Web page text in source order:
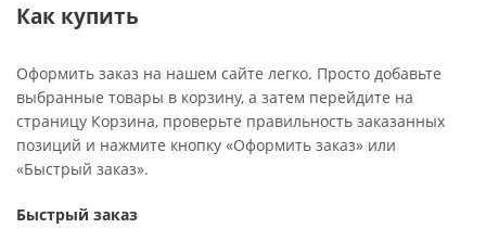
Как купить
Оформить заказ на нашем сайте легко. Просто добавьте
выбранные товары в корзину, а затем перейдите на
страницу Корзина, проверьте правильность заказанных
позиций и нажмите кнопку «Оформить заказ» или
«Быстрый заказ».
Быстрый заказ